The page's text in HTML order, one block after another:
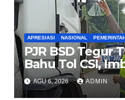
APRESIASI NASIONAL
PJR BSD Tegur
Bahu Tol CSI,
Pengendara
AGU 6, 2026 ADMIN